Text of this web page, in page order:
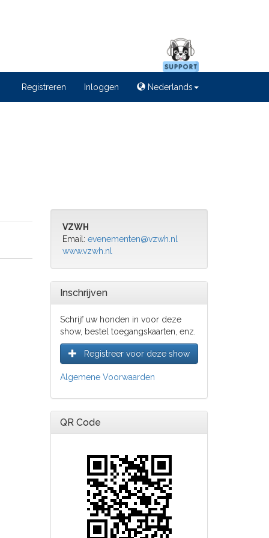
Registreren Inloggen Nederlands
VZWH
Email: evenementen@vzwh.nl
www.vzwh.nl
Inschrijven
Schrijf uw honden in voor deze
show, bestel toegangskaarten, enz.
Registreer voor deze show
Algemene Voorwaarden
QR Code